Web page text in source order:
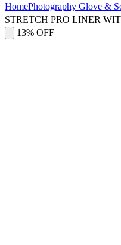
HomePhotography Glove &
STRETCH PRO LINER
13% OFF